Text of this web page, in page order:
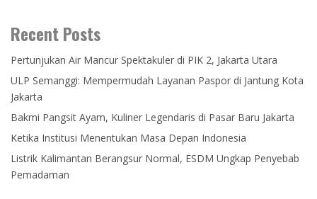
Recent Posts
Pertunjukan Air Mancur Spektakuler di PIK 2, Jakarta Utara
ULP Semanggi: Mempermudah Layanan Paspor di Jantung Kota
Jakarta
Bakmi Pangsit Ayam, Kuliner Legendaris di Pasar Baru Jakarta
Ketika Institusi Menentukan Masa Depan Indonesia
Listrik Kalimantan Berangsur Normal, ESDM Ungkap Penyebab
Pemadaman